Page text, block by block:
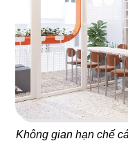
Không gian hạn chế
55
PHƯƠNG MINH
Dessert & Bistro Cafe